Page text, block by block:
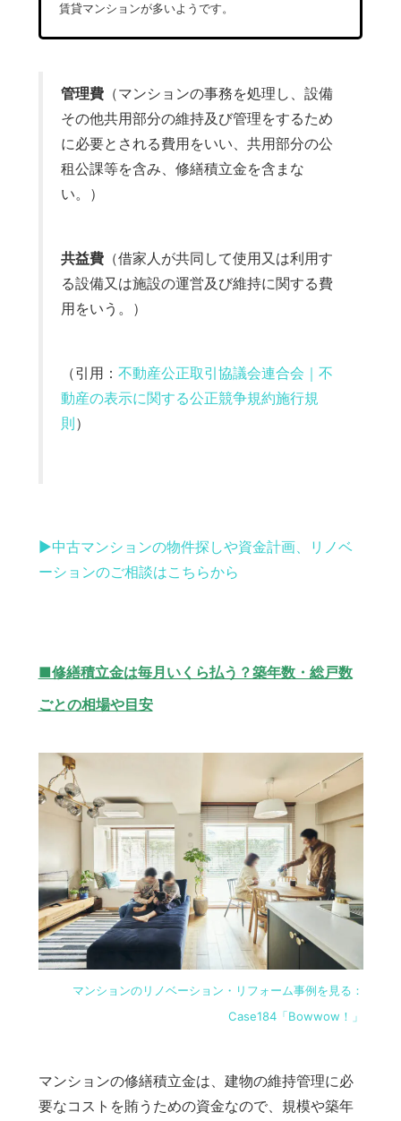
賃貸マンションが多いようです。
管理費（マンションの事務を処理し、設備
その他共用部分の維持及び管理をするため
に必要とされる費用をいい、共用部分の公
租公課等を含み、修繕積立金を含まな
い。）
共益費（借家人が共同して使用又は利用す
る設備又は施設の運営及び維持に関する費
用をいう。）
（引用： 不動産公正取引協議会連合会｜不
動産の表示に関する公正競争規約施行規
則）
▶︎中古マンションの物件探しや資金計画、リノベ
ーションのご相談はこちらから
■修繕積立金は毎月いくら払う？築年数・総戸数
ごとの相場や目安
マンションのリノベーション・リフォーム事例を見る：
Case184「Bowwow！」
マンションの修繕積立金は、建物の維持管理に必
要なコストを賄うための資金なので、規模や築年